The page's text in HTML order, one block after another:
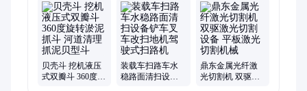
破冰机、液压剪、等离子切割机、劈裂机、岩石锯、板换夹紧
器、焊网机、顶管机、皮带取样机、生物质燃烧机、喷砂机、激
光除锈机、制氮机、装载机扫路车、马路吹风机、铣挖机、污水
处理设备、洗车机、截桩机、轨道运输车
贝壳斗 挖机液压
式双瓣斗 360度旋
装载车扫路车水
稳路面清扫设备
鼎东金属光纤激
光切割机 双驱激